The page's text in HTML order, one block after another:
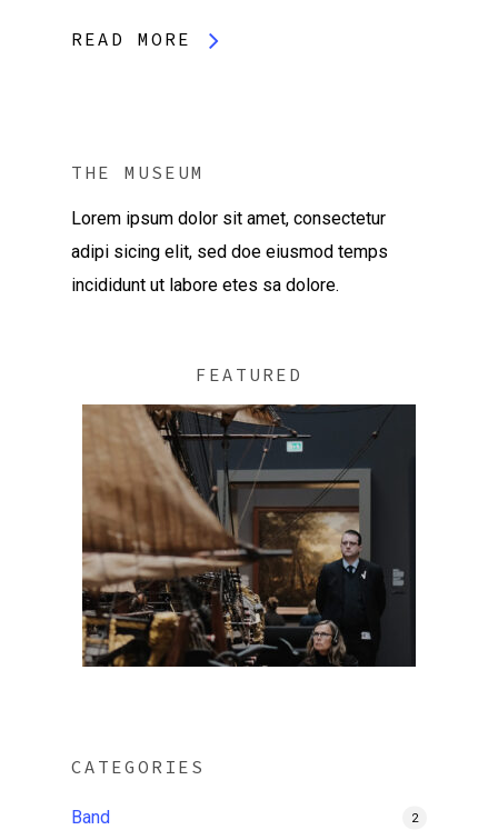
READ MORE
THE MUSEUM
Lorem ipsum dolor sit amet, consectetur
adipi sicing elit, sed doe eiusmod temps
incididunt ut labore etes sa dolore.
FEATURED
CATEGORIES
Band 2